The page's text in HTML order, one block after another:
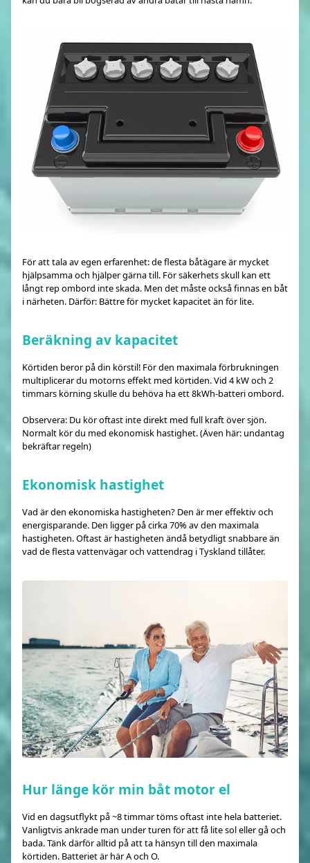
För att tala av egen erfarenhet: de flesta båtägare är mycket
hjälpsamma och hjälper gärna till. För säkerhets skull kan ett
långt rep ombord inte skada. Men det måste också finnas en båt
i närheten. Därför: Bättre för mycket kapacitet än för lite.
Beräkning av kapacitet
Körtiden beror på din körstil! För den maximala förbrukningen
multiplicerar du motorns effekt med körtiden. Vid 4 kW och 2
timmars körning skulle du behöva ha ett 8kWh-batteri ombord.
Observera: Du kör oftast inte direkt med full kraft över sjön.
Normalt kör du med ekonomisk hastighet. (Även här: undantag
bekräftar regeln)
Ekonomisk hastighet
Vad är den ekonomiska hastigheten? Den är mer effektiv och
energisparande. Den ligger på cirka 70% av den maximala
hastigheten. Oftast är hastigheten ändå betydligt snabbare än
vad de flesta vattenvägar och vattendrag i Tyskland tillåter.
Hur länge kör min båt motor el
Vid en dagsutflykt på ~8 timmar töms oftast inte hela batteriet.
Vanligtvis ankrade man under turen för att få lite sol eller gå och
bada. Tänk därför alltid på att ta hänsyn till den maximala
körtiden. Batteriet är här A och O.